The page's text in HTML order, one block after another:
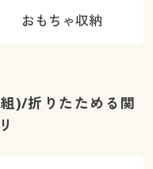
おもちゃ収納
)/折りたためる関